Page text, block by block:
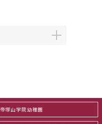
帝塚山学院幼稚園